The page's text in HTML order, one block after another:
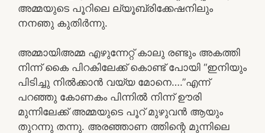
അമ്മയുടെ പൂറിലെ ല്യൂബ്രിക്കേഷനിലും
നനഞു കുതിർന്നു.
അമ്മായിഅമ്മ എഴുന്നേറ്റ് കാലു രണ്ടും അകത്തി
നിന്ന് കൈ പിറകിലേക്ക് കൊണ്ട് പോയി “ഇനിയും
പിടിച്ചു നിൽക്കാൻ വയ്യ മോനെ….”എന്ന്
പറഞ്ഞു കോണകം പിന്നിൽ നിന്ന് ഊരി
മുന്നിലേക്ക് അമ്മയുടെ പൂറ് മുഴുവൻ ആയും
തുറന്നു തന്നു. അരഞ്ഞാണ ത്തിന്റെ മുന്നിലെ